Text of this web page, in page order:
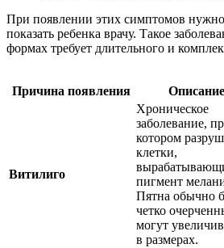
При появлении этих симптомов
показать ребенка врачу. Такое
формах требует длительного и
Причина появления Описание
Витилиго
Хроническое
заболевание,
котором
клетки,
пигмент
Пятна обычно
четко
могут
в размерах.